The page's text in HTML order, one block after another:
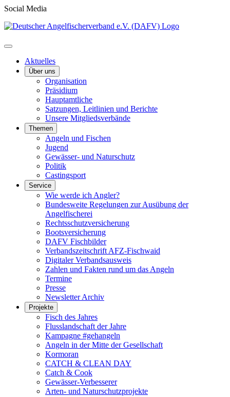
Social Media
Aktuelles
Über uns
Organisation
Präsidium
Hauptamtliche
Satzungen, Leitlinien und Berichte
Unsere Mitgliedsverbände
Themen
Angeln und Fischen
Jugend
Gewässer- und Naturschutz
Politik
Castingsport
Service
Wie werde ich Angler?
Bundesweite Regelungen zur Ausübung der
Angelfischerei
Rechtsschutzversicherung
Bootsversicherung
DAFV Fischbilder
Verbandszeitschrift AFZ-Fischwaid
Digitaler Verbandsausweis
Zahlen und Fakten rund um das Angeln
Termine
Presse
Newsletter Archiv
Projekte
Fisch des Jahres
Flusslandschaft der Jahre
Kampagne #gehangeln
Angeln in der Mitte der Gesellschaft
Kormoran
CATCH & CLEAN DAY
Catch & Cook
Gewässer-Verbesserer
Arten- und Naturschutzprojekte